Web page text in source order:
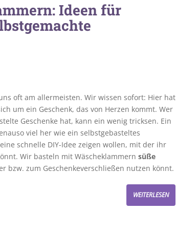
Ideen für
oft am allermeisten. Wir wissen sofort: Hier hat
um ein Geschenk, das von Herzen kommt. Wer
Geschenke hat, kann ein wenig tricksen. Ein
viel her wie ein selbstgebasteltes
schnelle DIY-Idee zeigen wollen, mit der ihr
Wir basteln mit Wäscheklammern süße
bzw. zum Geschenkeverschließen nutzen könnt.
WEITERLESEN